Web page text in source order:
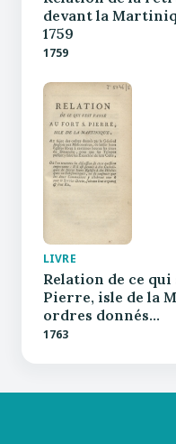
devant la
1759
1759
LIVRE
Relation de ce qui
Pierre, isle de la
ordres donnés…
1763